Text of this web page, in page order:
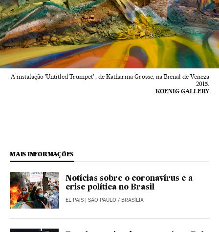
A instalação 'Untitled Trumpet' , de Katharina Grosse, na Bienal de Veneza
2015.
KOENIG GALLERY
MAIS INFORMAÇÕES
Notícias sobre o coronavírus e a
crise política no Brasil
EL PAÍS | SÃO PAULO / BRASÍLIA